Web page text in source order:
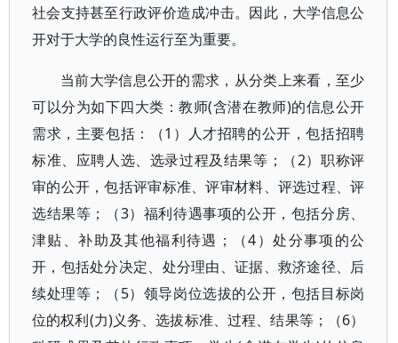
社会支持甚至行政评价造成冲击。因此，大学信息公
开对于大学的良性运行至为重要。
当前大学信息公开的需求，从分类上来看，至少
可以分为如下四大类：教师(含潜在教师)的信息公开
需求，主要包括：（1）人才招聘的公开，包括招聘
标准、应聘人选、选录过程及结果等；（2）职称评
审的公开，包括评审标准、评审材料、评选过程、评
选结果等；（3）福利待遇事项的公开，包括分房、
津贴、补助及其他福利待遇；（4）处分事项的公
开，包括处分决定、处分理由、证据、救济途径、后
续处理等；（5）领导岗位选拔的公开，包括目标岗
位的权利(力)义务、选拔标准、过程、结果等；（6）